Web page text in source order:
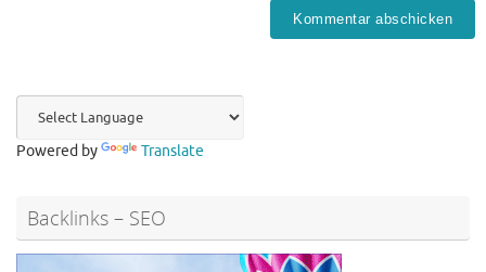
Powered by Translate
Backlinks – SEO